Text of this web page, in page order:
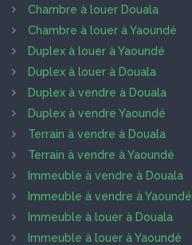
Chambre à louer Douala
Chambre à louer à Yaoundé
Duplex à louer à Yaoundé
Duplex à louer à Douala
Duplex à vendre à Douala
Duplex à vendre Yaoundé
Terrain à vendre à Douala
Terrain à vendre à Yaoundé
Immeuble à vendre à Douala
Immeuble à vendre à Yaoundé
Immeuble à louer à Douala
Immeuble à louer à Yaoundé